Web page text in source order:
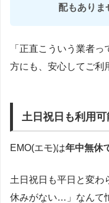
配もありま
「正直こういう業者
方にも、安心してご利
土日祝日も利用可
EMO(エモ)は年中無休
土日祝日も平日と変わ
休みがない…」なんて